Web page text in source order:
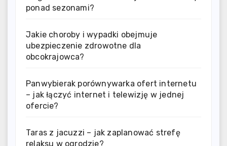
ponad sezonami?
Jakie choroby i wypadki obejmuje
ubezpieczenie zdrowotne dla
obcokrajowca?
Panwybierak porównywarka ofert internetu
– jak łączyć internet i telewizję w jednej
ofercie?
Taras z jacuzzi – jak zaplanować strefę
relaksu w ogrodzie?